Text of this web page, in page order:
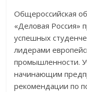
Общероссийская
«Деловая Россия»
успешных
лидерами
промышленности.
начинающим
рекомендации по